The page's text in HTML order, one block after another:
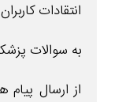
انتقادات
به سوالات
از ارسال